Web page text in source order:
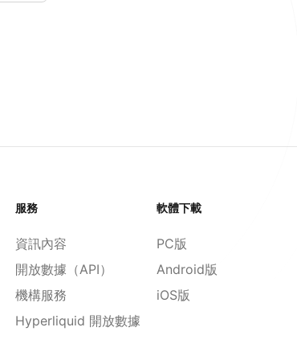
服務
資訊內容
開放數據（API）
機構服務
Hyperliquid 開放數據
軟體下載
PC版
Android版
iOS版